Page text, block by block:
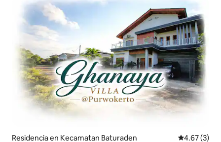
Residencia en Kecamatan Baturaden Calificación
4.67 (3)